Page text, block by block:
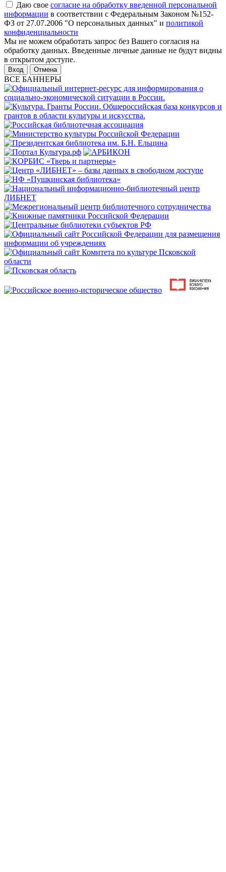
Даю свое согласие на обработку введенной персональной
информации в соответствии с Федеральным Законом №152-
ФЗ от 27.07.2006 "О персональных данных" и политикой
конфиденциальности
Мы не можем обработать запрос без Вашего согласия на
обработку данных. Введенные личные данные не будут видны
в открытом доступе.
Отмена
ВСЕ БАННЕРЫ